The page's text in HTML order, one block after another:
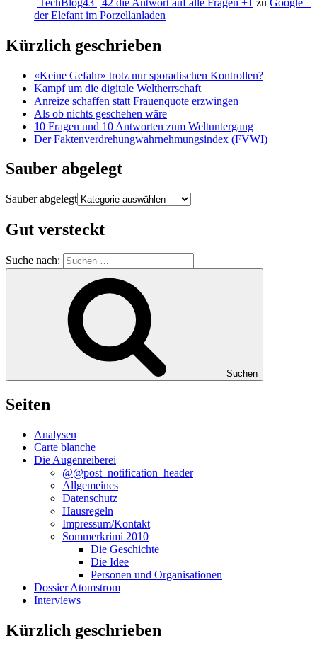
der Elefant im Porzellanladen
Kürzlich geschrieben
«Keine Gefahr» trotz nur sporadischen Kontrollen?
Kampf um die digitale Weltherrschaft
Anreize schaffen statt Frauenquote erzwingen
Als ob nichts geschehen wäre
10 Fragen und 10 Antworten zum Weltuntergang
Der Faktenverdrehungwahrnehmungsindex (FVWI)
Sauber abgelegt
Sauber abgelegt
Gut versteckt
Suche nach:
Suchen
Seiten
Analysen
Carte blanche
Die Augenreiberei
@@post_notification_header
Allgemeines
Datenschutz
Hausregeln
Impressum/Kontakt
Sommerkrimi 2010
Die Geschichte
Die Idee
Personen und Organisationen
Dossier Atomstrom
Interviews
Kürzlich geschrieben